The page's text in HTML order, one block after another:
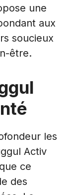
une
aux
soucieux
être.
les
Activ
ce
des